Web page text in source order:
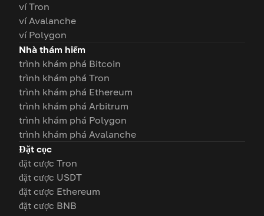
ví Tron
ví Avalanche
ví Polygon
Nhà thám hiểm
trình khám phá Bitcoin
trình khám phá Tron
trình khám phá Ethereum
trình khám phá Arbitrum
trình khám phá Polygon
trình khám phá Avalanche
Đặt cọc
đặt cược Tron
đặt cược USDT
đặt cược Ethereum
đặt cược BNB